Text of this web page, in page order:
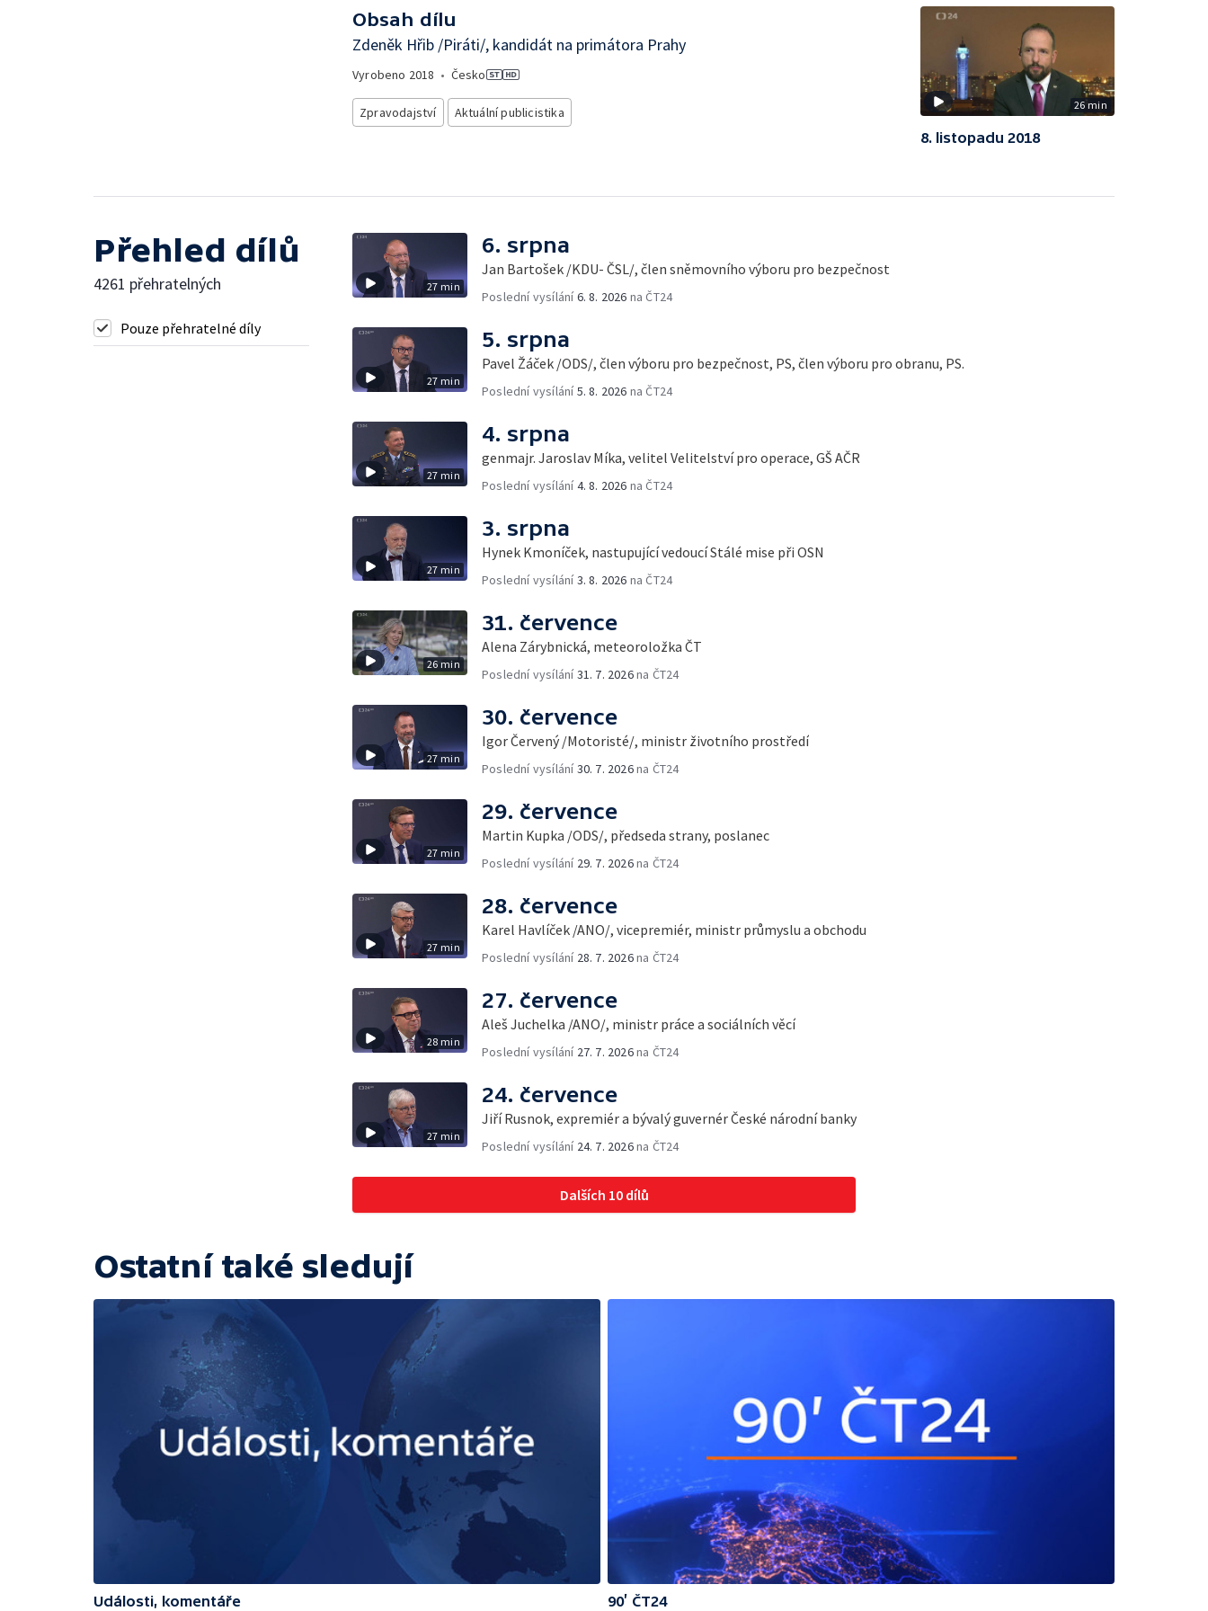
Obsah dílu
Zdeněk Hřib /Piráti/, kandidát na primátora Prahy
Vyrobeno 2018 • Česko
Zpravodajství Aktuální publicistika 26 min
8. listopadu 2018
Přehled dílů
4261 přehratelných
Pouze přehratelné díly
27 min
6. srpna
Jan Bartošek /KDU- ČSL/, člen sněmovního výboru pro bezpečnost
Poslední vysílání6. 8. 2026 na ČT24
27 min
5. srpna
Pavel Žáček /ODS/, člen výboru pro bezpečnost, PS, člen výboru pro obranu, PS.
Poslední vysílání5. 8. 2026 na ČT24
27 min
4. srpna
genmajr. Jaroslav Míka, velitel Velitelství pro operace, GŠ AČR
Poslední vysílání4. 8. 2026 na ČT24
27 min
3. srpna
Hynek Kmoníček, nastupující vedoucí Stálé mise při OSN
Poslední vysílání3. 8. 2026 na ČT24
26 min
31. července
Alena Zárybnická, meteoroložka ČT
Poslední vysílání31. 7. 2026na ČT24
27 min
30. července
Igor Červený /Motoristé/, ministr životního prostředí
Poslední vysílání30. 7. 2026na ČT24
27 min
29. července
Martin Kupka /ODS/, předseda strany, poslanec
Poslední vysílání 29. 7. 2026na ČT24
27 min
28. července
Karel Havlíček /ANO/, vicepremiér, ministr průmyslu a obchodu
Poslední vysílání 28. 7. 2026na ČT24
28 min
27. července
Aleš Juchelka /ANO/, ministr práce a sociálních věcí
Poslední vysílání 27. 7. 2026na ČT24
27 min
24. července
Jiří Rusnok, expremiér a bývalý guvernér České národní banky
Poslední vysílání 24. 7. 2026na ČT24
Dalších 10 dílů
Ostatní také sledují
Události, komentáře 90’ ČT24